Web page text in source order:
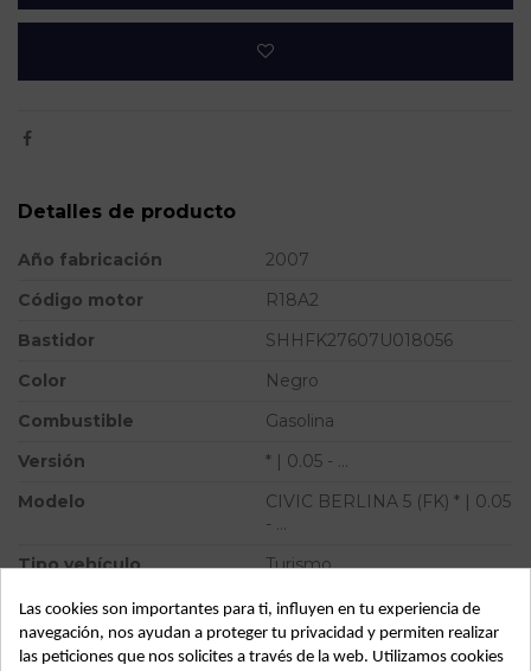
Detalles de producto
Año fabricación
2007
Código motor
R18A2
Bastidor
SHHFK27607U018056
Color
Negro
Combustible
Gasolina
Versión
* | 0.05 - ...
Modelo
CIVIC BERLINA 5 (FK) * | 0.05
- ...
Tipo vehículo
Turismo
Almacén
49349
SubAlmacén
362
Las cookies son importantes para ti, influyen en tu experiencia de
navegación, nos ayudan a proteger tu privacidad y permiten realizar
las peticiones que nos solicites a través de la web. Utilizamos cookies